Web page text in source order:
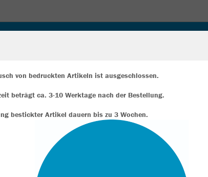
FUSSBALLSCHUHE
von bedruckten Artikeln ist ausgeschlossen.
beträgt ca. 3-10 Werktage nach der Bestellung.
bestickter Artikel dauern bis zu 3 Wochen.
verwenden Cookies
und unsere Website verbessern. Weitere Informationen zu den
findest Du in den Einstellungen.